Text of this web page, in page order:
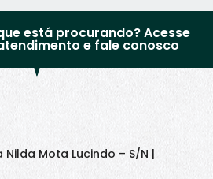
está procurando? Acesse
e fale conosco
Mota Lucindo – S/N |